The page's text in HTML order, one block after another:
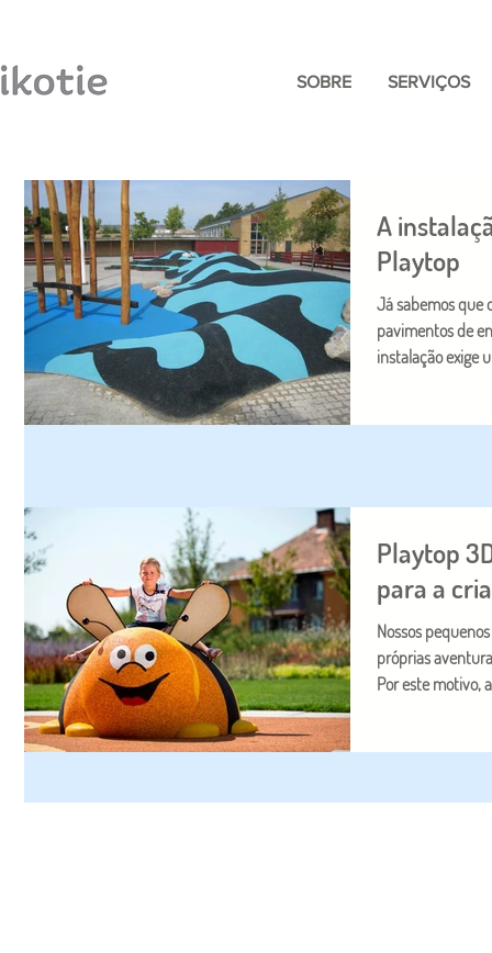
SOBRE SERVIÇOS
A
Playtop
Já sabemos que
pavimentos de
instalação exige
Playtop
para a
Nossos
próprias
Por este motivo,